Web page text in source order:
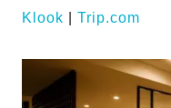
Klook
Trip.com